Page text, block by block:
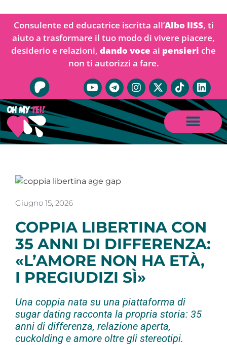
Consulente ed educatrice iscritta all’Albo IISS, ti
aiuto a trasformare il tuo modo di vivere piacere,
desiderio e relazioni, dando voce ai pensieri che
non ti autorizzi a fare.
Giugno 15, 2026
COPPIA LIBERTINA CON
35 ANNI DI DIFFERENZA:
«L’AMORE NON HA ETÀ,
I PREGIUDIZI SÌ»
Una coppia nata su una piattaforma di
sugar dating racconta la propria storia: 35
anni di differenza, relazione aperta,
cuckolding e amore oltre gli stereotipi.